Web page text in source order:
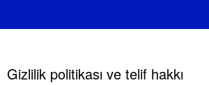
Gizlilik politikası ve telif hakkı